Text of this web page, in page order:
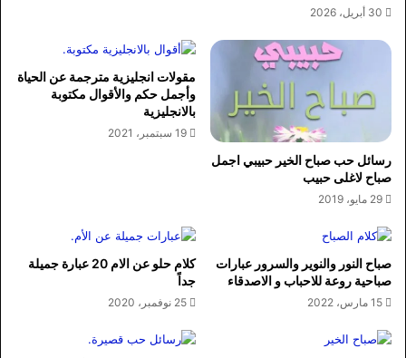
30 أبريل، 2026
رسائل حب صباح الخير حبيبي اجمل
صباح لاغلى حبيب
29 مايو، 2019
مقولات انجليزية مترجمة عن الحياة
وأجمل حكم والأقوال مكتوبة
بالانجليزية
19 سبتمبر، 2021
صباح النور والنوير والسرور عبارات
صباحية روعة للاحباب و الاصدقاء
15 مارس، 2022
كلام حلو عن الام 20 عبارة جميلة
جداً
25 نوفمبر، 2020